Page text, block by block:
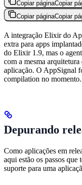
Copiar páginaCopiar
Copiar páginaCopiar
A integração Elixir do
extra para apps
do Elixir 1.9, mas o
com a mesma
aplicação. O AppSignal
compilation no momento.
Depurando
Como aplicações em
aqui estão os passos
suporte para uma